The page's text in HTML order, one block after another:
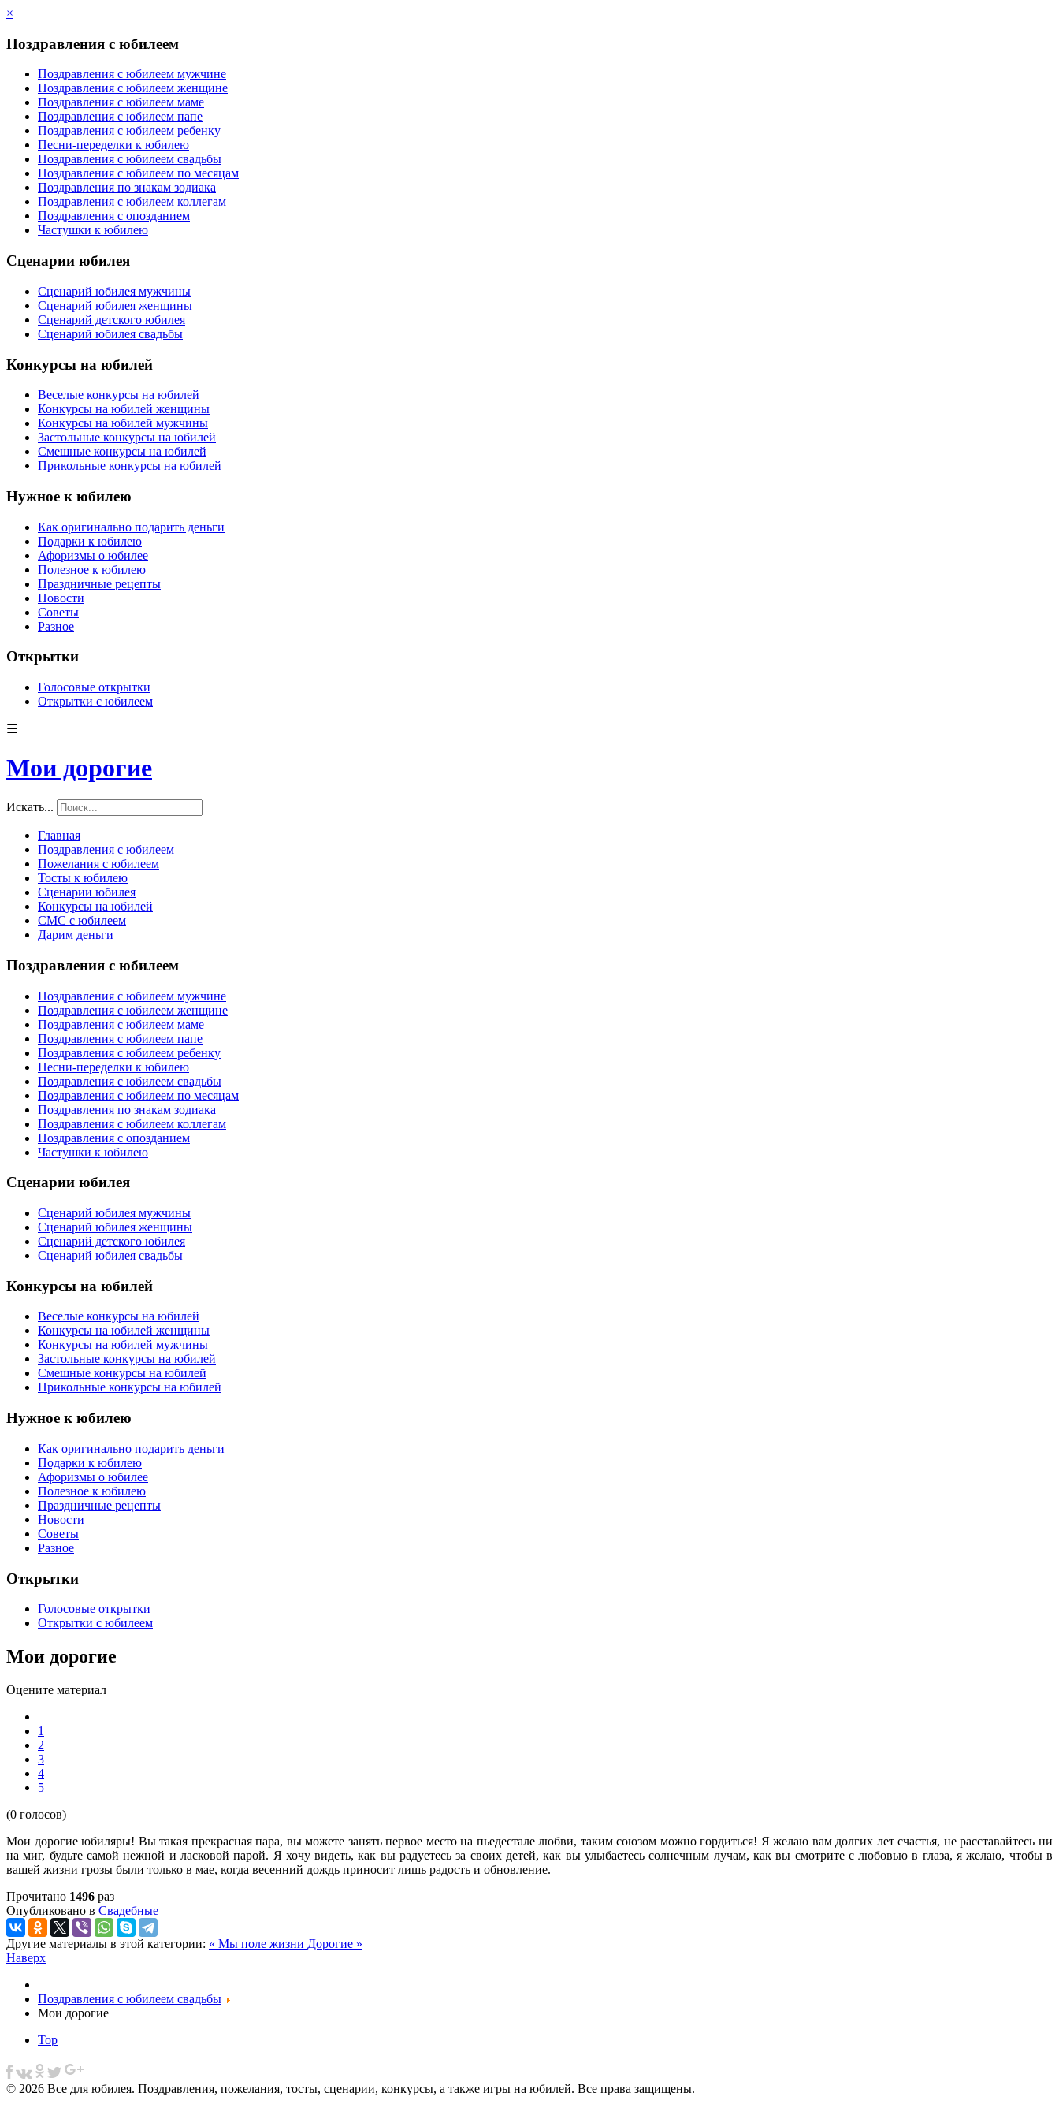
×
Поздравления с юбилеем
Поздравления с юбилеем мужчине
Поздравления с юбилеем женщине
Поздравления с юбилеем маме
Поздравления с юбилеем папе
Поздравления с юбилеем ребенку
Песни-переделки к юбилею
Поздравления с юбилеем свадьбы
Поздравления с юбилеем по месяцам
Поздравления по знакам зодиака
Поздравления с юбилеем коллегам
Поздравления с опозданием
Частушки к юбилею
Сценарии юбилея
Сценарий юбилея мужчины
Сценарий юбилея женщины
Сценарий детского юбилея
Сценарий юбилея свадьбы
Конкурсы на юбилей
Веселые конкурсы на юбилей
Конкурсы на юбилей женщины
Конкурсы на юбилей мужчины
Застольные конкурсы на юбилей
Смешные конкурсы на юбилей
Прикольные конкурсы на юбилей
Нужное к юбилею
Как оригинально подарить деньги
Подарки к юбилею
Афоризмы о юбилее
Полезное к юбилею
Праздничные рецепты
Новости
Советы
Разное
Открытки
Голосовые открытки
Открытки с юбилеем
☰
Мои дорогие
Искать...
Главная
Поздравления с юбилеем
Пожелания с юбилеем
Тосты к юбилею
Сценарии юбилея
Конкурсы на юбилей
СМС с юбилеем
Дарим деньги
Поздравления с юбилеем
Поздравления с юбилеем мужчине
Поздравления с юбилеем женщине
Поздравления с юбилеем маме
Поздравления с юбилеем папе
Поздравления с юбилеем ребенку
Песни-переделки к юбилею
Поздравления с юбилеем свадьбы
Поздравления с юбилеем по месяцам
Поздравления по знакам зодиака
Поздравления с юбилеем коллегам
Поздравления с опозданием
Частушки к юбилею
Сценарии юбилея
Сценарий юбилея мужчины
Сценарий юбилея женщины
Сценарий детского юбилея
Сценарий юбилея свадьбы
Конкурсы на юбилей
Веселые конкурсы на юбилей
Конкурсы на юбилей женщины
Конкурсы на юбилей мужчины
Застольные конкурсы на юбилей
Смешные конкурсы на юбилей
Прикольные конкурсы на юбилей
Нужное к юбилею
Как оригинально подарить деньги
Подарки к юбилею
Афоризмы о юбилее
Полезное к юбилею
Праздничные рецепты
Новости
Советы
Разное
Открытки
Голосовые открытки
Открытки с юбилеем
Мои дорогие
Оцените материал
1
2
3
4
5
(0 голосов)
Мои дорогие юбиляры! Вы такая прекрасная пара, вы можете занять первое место на пьедестале любви, таким союзом можно гордиться! Я желаю вам долгих лет счастья, не расставайтесь ни
на миг, будьте самой нежной и ласковой парой. Я хочу видеть, как вы радуетесь за своих детей, как вы улыбаетесь солнечным лучам, как вы смотрите с любовью в глаза, я желаю, чтобы в
вашей жизни грозы были только в мае, когда весенний дождь приносит лишь радость и обновление.
Прочитано 1496 раз
Опубликовано в Свадебные
Другие материалы в этой категории: « Мы поле жизни Дорогие »
Наверх
Поздравления с юбилеем свадьбы
Мои дорогие
Top
© 2026 Все для юбилея. Поздравления, пожелания, тосты, сценарии, конкурсы, а также игры на юбилей. Все права защищены.